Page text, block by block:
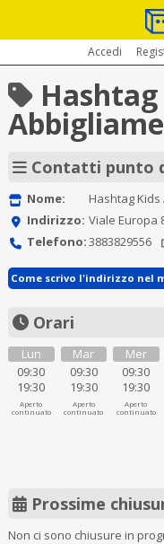
Accedi
Hashtag
Contatti punto
Nome:
Hashtag
Indirizzo: Viale Europa
Telefono:3883829556
Come scrivo l'indirizzo nel
Orari
Lun
09:30
19:30
Aperto
continuato
Mar
09:30
19:30
Aperto
continuato
Mer
09:30
19:30
Aperto
continuato
Prossime
Non ci sono chiusure in